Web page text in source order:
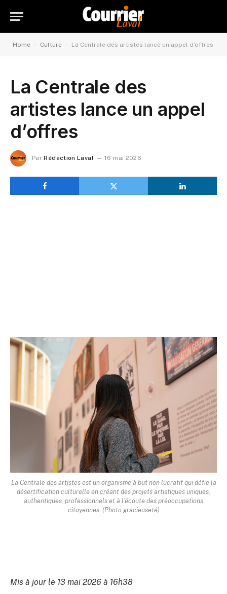
Home - Culture - La Centrale des artistes lance un appel d’offres
La Centrale des
artistes lance un appel
d’offres
Par Rédaction Laval 16 mai 2026
La Centrale des artistes est un organisme à but non lucratif qui défie la
désertification culturelle en créant des projets artistiques uniques,
authentiques, professionnels et à l’écoute des préoccupations
citoyennes. (Photo gracieuseté)
Mis à jour le 13 mai 2026 à 16h38